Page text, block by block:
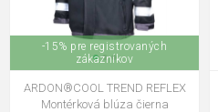
-15% pre registrovaných
zákazníkov
ARDON®COOL TREND REFLEX
Montérková blúza čierna